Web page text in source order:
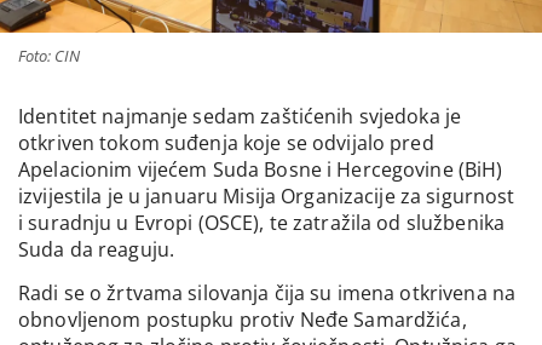
Foto: CIN
Identitet najmanje sedam zaštićenih svjedoka je
otkriven tokom suđenja koje se odvijalo pred
Apelacionim vijećem Suda Bosne i Hercegovine (BiH)
izvijestila je u januaru Misija Organizacije za sigurnost
i suradnju u Evropi (OSCE), te zatražila od službenika
Suda da reaguju.
Radi se o žrtvama silovanja čija su imena otkrivena na
obnovljenom postupku protiv Neđe Samardžića,